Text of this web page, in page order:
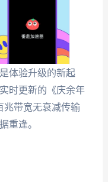
体验升级的新起
时更新的《庆余年
兆带宽无衰减传输
重逢。